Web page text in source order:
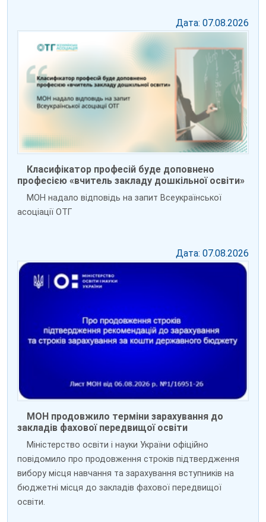
Дата: 07.08.2026
Класифікатор професій буде доповнено
професією «вчитель закладу дошкільної освіти»
МОН надало відповідь на запит Всеукраїнської
асоціації ОТГ
Дата: 07.08.2026
МОН продовжило терміни зарахування до
закладів фахової передвищої освіти
Міністерство освіти і науки України офіційно
повідомило про продовження строків підтвердження
вибору місця навчання та зарахування вступників на
бюджетні місця до закладів фахової передвищої
освіти.